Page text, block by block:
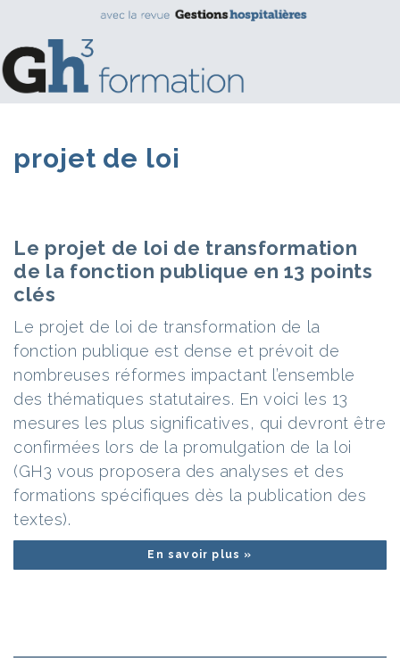
projet de loi
Le projet de loi de transformation
de la fonction publique en 13 points
clés
Le projet de loi de transformation de la
fonction publique est dense et prévoit de
nombreuses réformes impactant l’ensemble
des thématiques statutaires. En voici les 13
mesures les plus significatives, qui devront être
confirmées lors de la promulgation de la loi
(GH3 vous proposera des analyses et des
formations spécifiques dès la publication des
textes).
En savoir plus »